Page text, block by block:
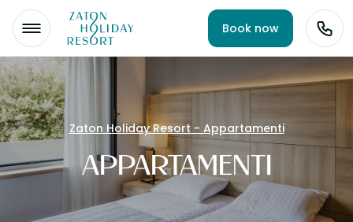
Book now
Zaton Holiday Resort - Appartamenti
APPARTAMENTI